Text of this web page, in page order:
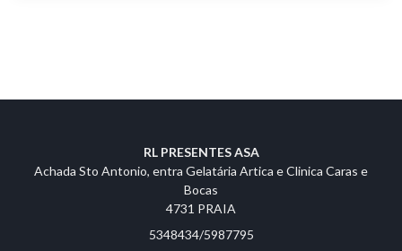
RL PRESENTES ASA
Achada Sto Antonio, entra Gelatária Artica e Clinica Caras e
Bocas
4731 PRAIA
5348434/5987795